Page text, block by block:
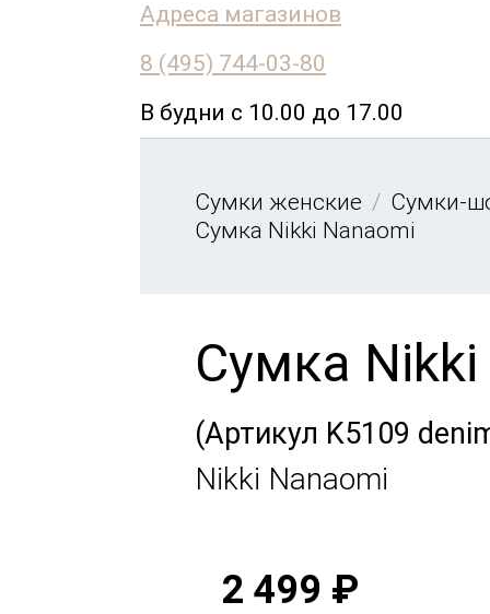
Адреса магазинов
8 (495) 744-03-80
В будни с 10.00 до 17.00
Сумки женские
Сумки-
Сумка Nikki Nanaomi
Сумка
(Артикул K5109
Nikki Nanaomi
2 499 ₽